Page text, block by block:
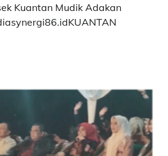
Kuantan Mudik Adakan